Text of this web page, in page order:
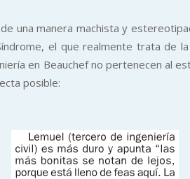
una manera machista y
el que realmente trata de
en Beauchef no pertenecen al
posible: